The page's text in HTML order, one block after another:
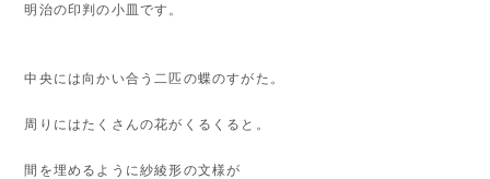
明治の印判の小皿です。
中央には向かい合う二匹の蝶のすがた。
周りにはたくさんの花がくるくると。
間を埋めるように紗綾形の文様が